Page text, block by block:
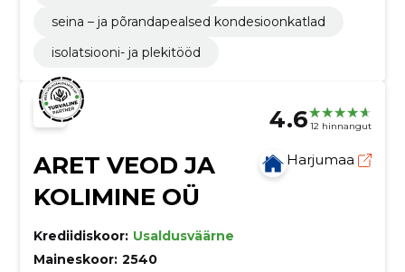
seina – ja põrandapealsed kondesioonkatlad
isolatsiooni- ja plekitööd
4.6 12 hinnangut
ARET VEOD JA
KOLIMINE OÜ
Harjumaa
Krediidiskoor: Usaldusväärne
Maineskoor: 2540